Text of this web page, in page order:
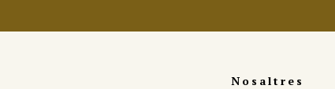
Nosaltres